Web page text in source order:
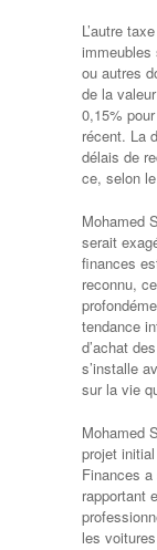
L’autre
immeubles
ou autres
de la
0,15%
récent. La
délais de
ce, selon
Mohamed
serait
finances
reconnu,
tendance
d’achat
s’installe
sur la vie
Mohamed
projet
Finances
rapportant
les